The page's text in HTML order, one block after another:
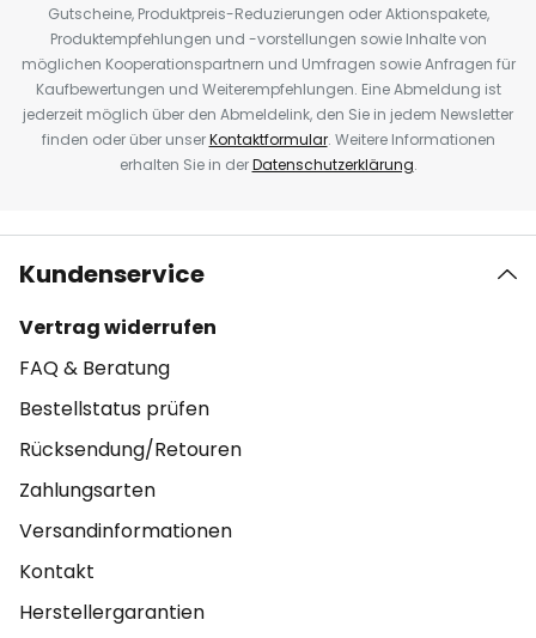
Gutscheine, Produktpreis-Reduzierungen oder Aktionspakete,
Produktempfehlungen und -vorstellungen sowie Inhalte von
möglichen Kooperationspartnern und Umfragen sowie Anfragen für
Kaufbewertungen und Weiterempfehlungen. Eine Abmeldung ist
jederzeit möglich über den Abmeldelink, den Sie in jedem Newsletter
finden oder über unserKontaktformular. Weitere Informationen
erhalten Sie in derDatenschutzerklärung.
Kundenservice
Vertrag widerrufen
FAQ & Beratung
Bestellstatus prüfen
Rücksendung/Retouren
Zahlungsarten
Versandinformationen
Kontakt
Herstellergarantien